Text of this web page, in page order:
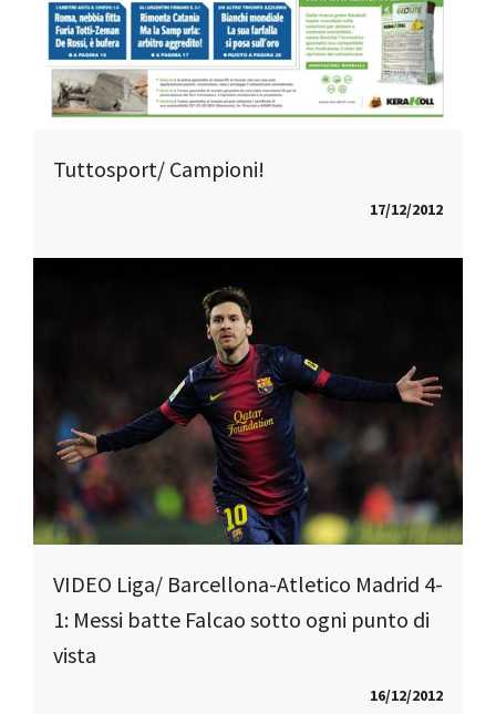
Tuttosport/ Campioni!
17/12/2012
VIDEO Liga/ Barcellona-Atletico Madrid 4-
1: Messi batte Falcao sotto ogni punto di
vista
16/12/2012